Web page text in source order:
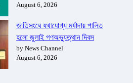
August 6, 2026
জাতিসংঘে যথাযোগ্য মর্যাদায় পালিত
হলো জুলাই গণঅভ্যুত্থান দিবস
by News Channel
August 6, 2026